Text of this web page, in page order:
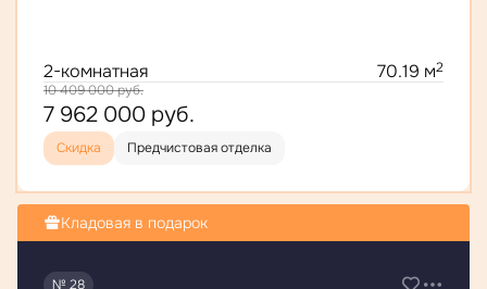
2-комнатная 70.19 м2
10 409 000руб.
7 962 000 руб.
Скидка Предчистовая отделка
Кладовая в подарок
№ 28